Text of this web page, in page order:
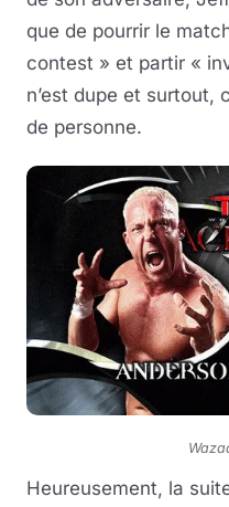
que de pourrir le
contest » et partir «
n’est dupe et surtout,
de personne.
Heureusement, la